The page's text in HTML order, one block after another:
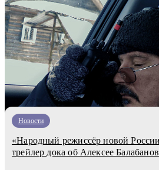
Новости
«Народный режиссёр новой
трейлер дока об Алексее